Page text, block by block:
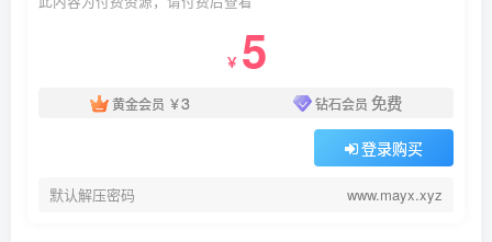
￥ 5
黄金会员 ￥3 钻石会员 免费
登录购买
默认解压密码 www.mayx.xyz